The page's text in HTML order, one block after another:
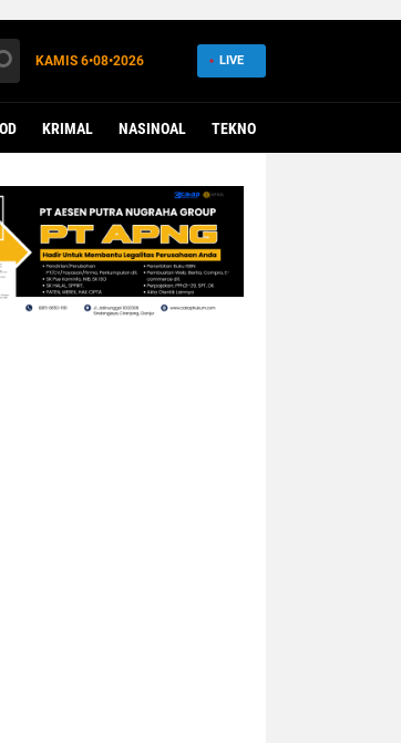
KAMIS 6•08•2026 LIVE
KRIMAL NASINOAL TEKNO